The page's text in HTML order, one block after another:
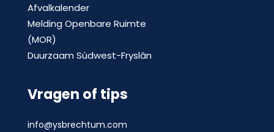
Afvalkalender
Melding Openbare Ruimte
(MOR)
Duurzaam Súdwest-Fryslân
Vragen of tips
info@ysbrechtum.com